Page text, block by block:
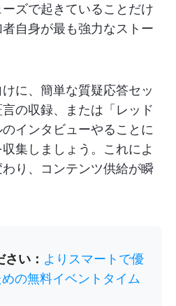
ズで起きていることだけ
自身が最も強力なストー
に、簡単な質疑応答セッ
の収録、または「レッド
インタビューやることに
集しましょう。これによ
り、コンテンツ供給が瞬
い： よりスマートで優
の無料イベントタイム